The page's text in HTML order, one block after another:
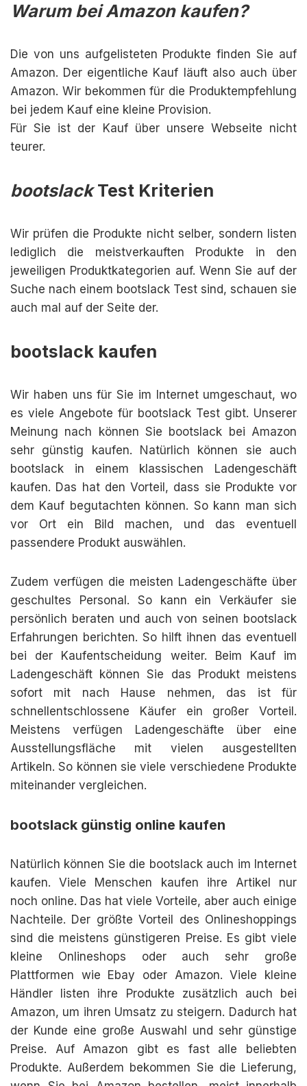
Warum bei Amazon kaufen?
Die von uns aufgelisteten Produkte finden Sie auf
Amazon. Der eigentliche Kauf läuft also auch über
Amazon. Wir bekommen für die Produktempfehlung
bei jedem Kauf eine kleine Provision.
Für Sie ist der Kauf über unsere Webseite nicht
teurer.
bootslackTest Kriterien
Wir prüfen die Produkte nicht selber, sondern listen
lediglich die meistverkauften Produkte in den
jeweiligen Produktkategorien auf. Wenn Sie auf der
Suche nach einem bootslack Test sind, schauen sie
auch mal auf der Seite der.
bootslack kaufen
Wir haben uns für Sie im Internet umgeschaut, wo
es viele Angebote für bootslack Test gibt. Unserer
Meinung nach können Sie bootslack bei Amazon
sehr günstig kaufen. Natürlich können sie auch
bootslack in einem klassischen Ladengeschäft
kaufen. Das hat den Vorteil, dass sie Produkte vor
dem Kauf begutachten können. So kann man sich
vor Ort ein Bild machen, und das eventuell
passendere Produkt auswählen.
Zudem verfügen die meisten Ladengeschäfte über
geschultes Personal. So kann ein Verkäufer sie
persönlich beraten und auch von seinen bootslack
Erfahrungen berichten. So hilft ihnen das eventuell
bei der Kaufentscheidung weiter. Beim Kauf im
Ladengeschäft können Sie das Produkt meistens
sofort mit nach Hause nehmen, das ist für
schnellentschlossene Käufer ein großer Vorteil.
Meistens verfügen Ladengeschäfte über eine
Ausstellungsfläche mit vielen ausgestellten
Artikeln. So können sie viele verschiedene Produkte
miteinander vergleichen.
bootslack günstig online kaufen
Natürlich können Sie die bootslack auch im Internet
kaufen. Viele Menschen kaufen ihre Artikel nur
noch online. Das hat viele Vorteile, aber auch einige
Nachteile. Der größte Vorteil des Onlineshoppings
sind die meistens günstigeren Preise. Es gibt viele
kleine Onlineshops oder auch sehr große
Plattformen wie Ebay oder Amazon. Viele kleine
Händler listen ihre Produkte zusätzlich auch bei
Amazon, um ihren Umsatz zu steigern. Dadurch hat
der Kunde eine große Auswahl und sehr günstige
Preise. Auf Amazon gibt es fast alle beliebten
Produkte. Außerdem bekommen Sie die Lieferung,